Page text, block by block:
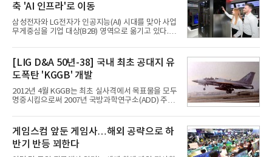
축 'AI 인프라'로 이동
삼성전자와 LG전자가 인공지능(AI) 시대를 맞아 사업
무게중심을 기업 대상(B2B) 영역으로 옮기고 있다.
접어든 가운데 삼성전자는 AI 반도체를 중심으로 데
이터센터 생태계 공략을 강화하고 LG전자는 냉각솔
루션·전장·로봇 등 기업용 솔루션 사업 확대에 속도를
내고 있다.9일 업계에 따르면 LG전자는 2분기 생활가
전과 프리미엄 제품 경쟁력에 더해 B2B 사업 확대 효
과로 수익성을 방어한 반면 삼성전자는 디바이스경험
(DX) 부문의 TV·생활가전 수익성이 악화됐다. 대신 삼
사업 확대
[LIG D&A 50년-38] 국내 최초 공대지 유
도폭탄 'KGGB' 개발
2012년 4월 KGGB는 최초 실사격에서 목표물을 모두
명중시킴으로써 2007년 국방과학연구소(ADD) 주관
체로 참여했다. 체계개발에는 총 400여억 원의 개발
비와 62개월의 기간이 소요됐다. 한국형 GPS 유도폭
탄 KGGB(Korea GPS Guided Bomb)는 국내 최초
의 공대지 유도폭탄으로 2012년에 최종 전투용 적합
판정을 받았다.우리 공군이 운용하는 모든 전투기에
게임스컴 앞둔 게임사…해외 공략으로 하
반기 반등 꾀한다